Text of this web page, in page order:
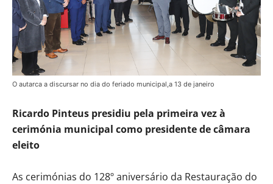
O autarca a discursar no dia do feriado municipal,a 13 de janeiro
Ricardo Pinteus presidiu pela primeira vez à
cerimónia municipal como presidente de câmara
eleito
As cerimónias do 128º aniversário da Restauração do